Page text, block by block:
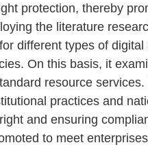
protection, thereby
the literature
different types of digital
On this basis, it
resource services.
practices and
and ensuring
to meet